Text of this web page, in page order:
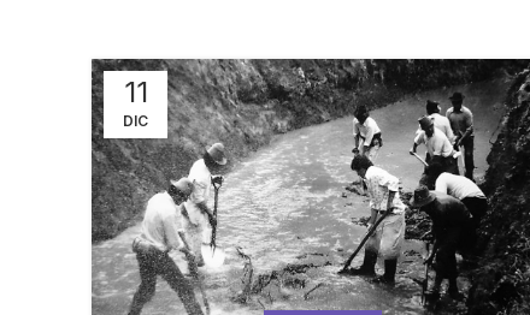
11
DIC